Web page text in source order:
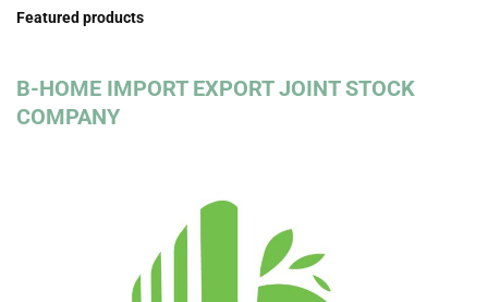
Featured products
B-HOME IMPORT EXPORT JOINT STOCK
COMPANY